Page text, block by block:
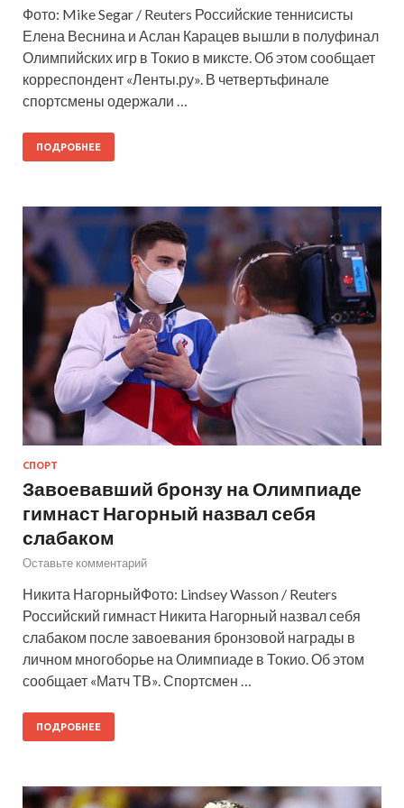
Фото: Mike Segar / Reuters Российские теннисисты
Елена Веснина и Аслан Карацев вышли в полуфинал
Олимпийских игр в Токио в миксте. Об этом сообщает
корреспондент «Ленты.ру». В четвертьфинале
спортсмены одержали …
ПОДРОБНЕЕ
СПОРТ
Завоевавший бронзу на Олимпиаде
гимнаст Нагорный назвал себя
слабаком
Оставьте комментарий
Никита НагорныйФото: Lindsey Wasson / Reuters
Российский гимнаст Никита Нагорный назвал себя
слабаком после завоевания бронзовой награды в
личном многоборье на Олимпиаде в Токио. Об этом
сообщает «Матч ТВ». Спортсмен …
ПОДРОБНЕЕ